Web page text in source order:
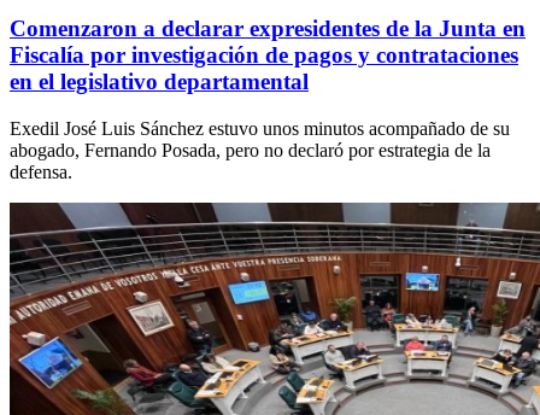
Comenzaron a declarar expresidentes de la Junta en
Fiscalía por investigación de pagos y contrataciones
en el legislativo departamental
Exedil José Luis Sánchez estuvo unos minutos acompañado de su
abogado, Fernando Posada, pero no declaró por estrategia de la
defensa.